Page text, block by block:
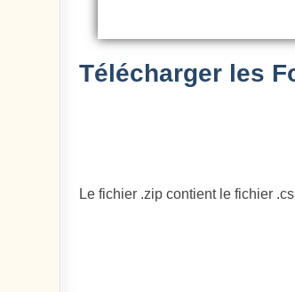
Télécharger les
Le fichier .zip contient le fichier